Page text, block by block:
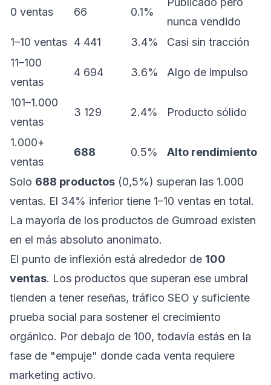
0 ventas 66 0.1%
nunca vendido
1–10 ventas 4 441 3.4%
Casi sin tracción
11–100
ventas
4 694 3.6% Algo de impulso
101–1.000
ventas
3 129 2.4% Producto sólido
1.000+
ventas
688 0.5% Alto rendimiento
Solo 688 productos (0,5%) superan las 1.000
ventas. El 34% inferior tiene 1–10 ventas en total.
La mayoría de los productos de Gumroad existen
en el más absoluto anonimato.
El punto de inflexión está alrededor de 100
ventas. Los productos que superan ese umbral
tienden a tener reseñas, tráfico SEO y suficiente
prueba social para sostener el crecimiento
orgánico. Por debajo de 100, todavía estás en la
fase de "empuje" donde cada venta requiere
marketing activo.